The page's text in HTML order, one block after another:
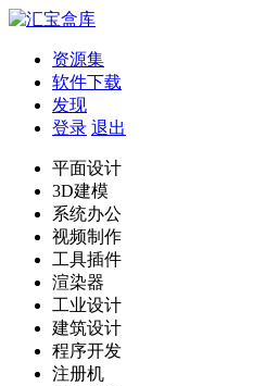
资源集
软件下载
发现
登录 退出
平面设计
3D建模
系统办公
视频制作
工具插件
渲染器
工业设计
建筑设计
程序开发
注册机